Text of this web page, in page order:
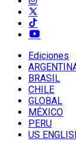
Ediciones
BRASIL
CHILE
GLOBAL
MÉXICO
PERU
US